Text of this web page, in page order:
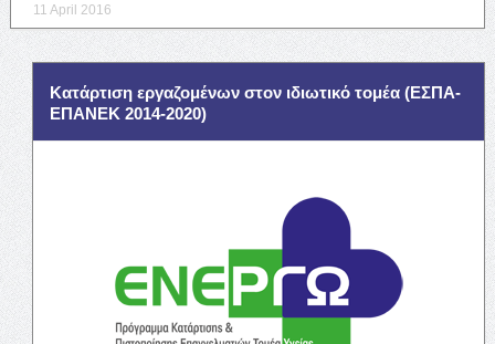
11 April 2016
Κατάρτιση εργαζομένων στον ιδιωτικό τομέα (ΕΣΠΑ-
ΕΠΑΝΕΚ 2014-2020)